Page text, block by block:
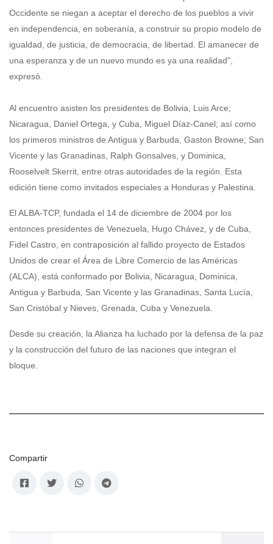
Occidente se niegan a aceptar el derecho de los pueblos a vivir
en independencia, en soberanía, a construir su propio modelo de
igualdad, de justicia, de democracia, de libertad. El amanecer de
una esperanza y de un nuevo mundo es ya una realidad",
expresó.
Al encuentro asisten los presidentes de Bolivia, Luis Arce;
Nicaragua, Daniel Ortega, y Cuba, Miguel Díaz-Canel; así como
los primeros ministros de Antigua y Barbuda, Gaston Browne; San
Vicente y las Granadinas, Ralph Gonsalves, y Dominica,
Rooselvelt Skerrit, entre otras autoridades de la región. Esta
edición tiene como invitados especiales a Honduras y Palestina.
El ALBA-TCP, fundada el 14 de diciembre de 2004 por los
entonces presidentes de Venezuela, Hugo Chávez, y de Cuba,
Fidel Castro, en contraposición al fallido proyecto de Estados
Unidos de crear el Área de Libre Comercio de las Américas
(ALCA), está conformado por Bolivia, Nicaragua, Dominica,
Antigua y Barbuda, San Vicente y las Granadinas, Santa Lucía,
San Cristóbal y Nieves, Grenada, Cuba y Venezuela.
Desde su creación, la Alianza ha luchado por la defensa de la paz
y la construcción del futuro de las naciones que integran el
bloque.
Compartir